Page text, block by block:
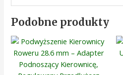
Podobne produkty